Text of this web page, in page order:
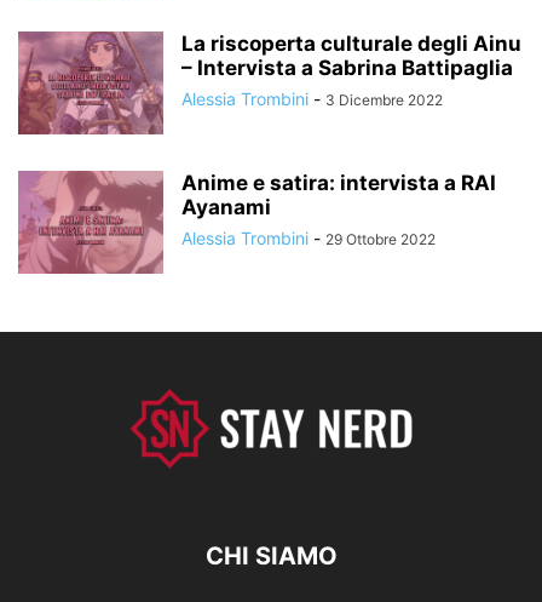
La riscoperta culturale degli Ainu
– Intervista a Sabrina Battipaglia
Alessia Trombini - 3 Dicembre 2022
Anime e satira: intervista a RAI
Ayanami
Alessia Trombini - 29 Ottobre 2022
CHI SIAMO